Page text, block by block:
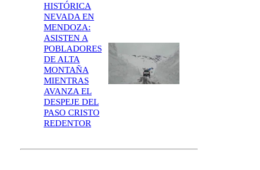
HISTÓRICA
NEVADA EN
MENDOZA:
ASISTEN A
POBLADORES
DE ALTA
MONTAÑA
MIENTRAS
AVANZA EL
DESPEJE DEL
PASO CRISTO
REDENTOR